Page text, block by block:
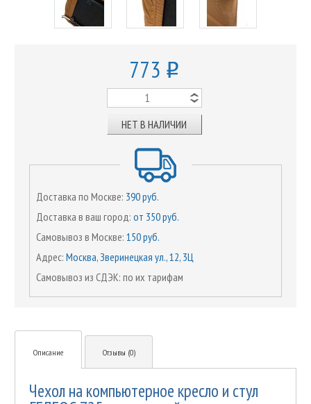
773 o
НЕТ В НАЛИЧИИ
Доставка по Москве: 390 руб.
Доставка в ваш город: от 350 руб.
Самовывоз в Москве: 150 руб.
Адрес: Москва, Зверинецкая ул., 12, 3Ц
Самовывоз из СДЭК: по их тарифам
Описание Отзывы (0)
Чехол на компьютерное кресло и стул